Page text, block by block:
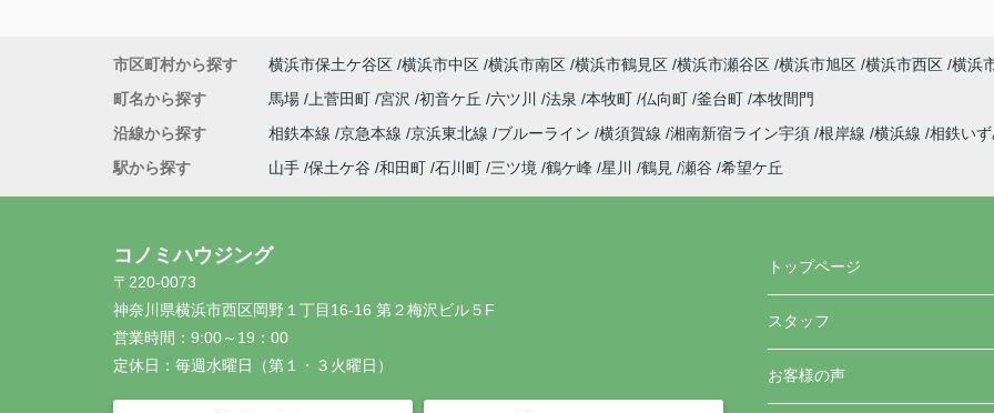
市区町村から探す 横浜市保土ケ谷区 横浜市中区 横浜市南区 横浜市鶴見区 横浜市瀬谷区 横浜市旭区 横浜市西区 横浜
町名から探す
馬場 上菅田町 宮沢 初音ケ丘 六ツ川 法泉 本牧町 仏向町 釜台町 本牧間門
沿線から探す
相鉄本線 京急本線 京浜東北線 ブルーライン 横須賀線 湘南新宿ライン宇須 根岸線 横浜線 相鉄い
駅から探す
山手 保土ケ谷 和田町 石川町 三ツ境 鶴ケ峰 星川 鶴見 瀬谷 希望ケ丘
コノミハウジング
〒220-0073
神奈川県横浜市西区岡野１丁目16-16 第２梅沢ビル５F
営業時間： 9:00～19：00
定休日： 毎週水曜日（第１・３火曜日）
トップページ
スタッフ
お客様の声